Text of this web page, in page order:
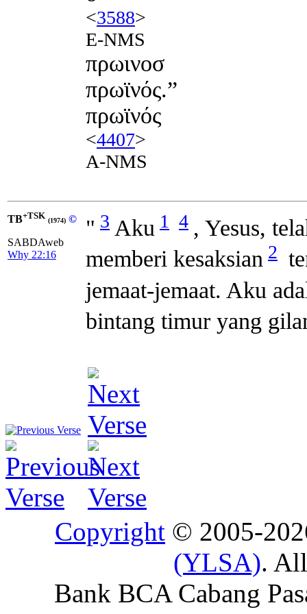
<3588>
E-NMS
πρωινοσ
πρωϊνός.”
πρωϊνός
<4407>
A-NMS
TB+TSK (1974) ©
SABDAweb
Why 22:16
" 3 Aku 1 4 , Yesus,
memberi kesaksian 2
jemaat-jemaat. Aku
bintang timur yang
Copyright © 2005-
(YLSA).
Bank BCA Cabang